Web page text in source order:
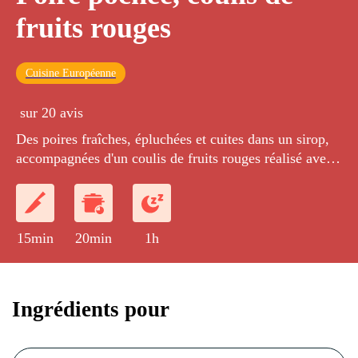
fruits rouges
Cuisine Européenne
sur 20 avis
Des poires fraîches, épluchées et cuites dans un sirop,
accompagnées d'un coulis de fruits rouges réalisé avec
15min 20min 1h
Ingrédients pour